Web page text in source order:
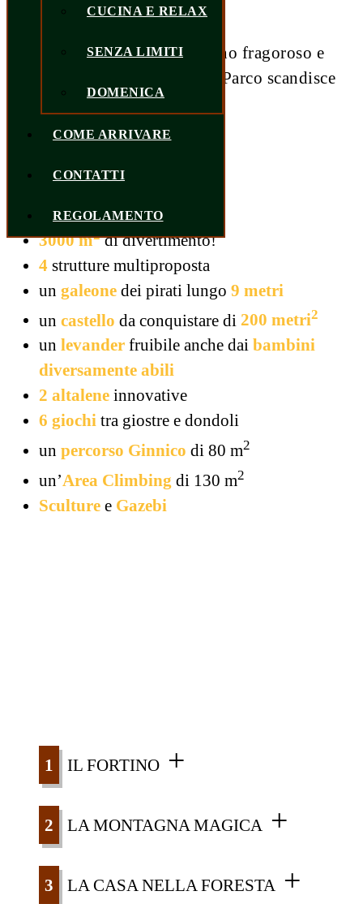
CUCINA E RELAX
SENZA LIMITI
DOMENICA
COME ARRIVARE
CONTATTI
REGOLAMENTO
Il nome rimanda anche al suono fragoroso e
suggestivo del Gong, che nel Parco scandisce
il momento di inizio giochi.
3000 m2di divertimento!
4 strutture multiproposta
un galeone dei pirati lungo 9 metri
un castello da conquistare di 200 metri2
un levander fruibile anche dai bambini
diversamente abili
2 altalene innovative
6 giochi tra giostre e dondoli
un percorso Ginnico di 80 m2
un’Area Climbing di 130 m2
Sculture e Gazebi
IL FORTINO
LA MONTAGNA MAGICA
LA CASA NELLA FORESTA